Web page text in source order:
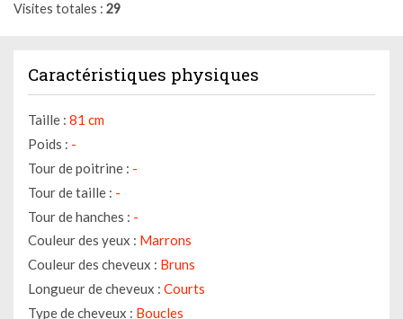
Visites totales 29
Caractéristiques physiques
Taille : 81 cm
Poids : -
Tour de poitrine : -
Tour de taille : -
Tour de hanches : -
Couleur des yeux : Marrons
Couleur des cheveux : Bruns
Longueur de cheveux : Courts
Type de cheveux : Boucles